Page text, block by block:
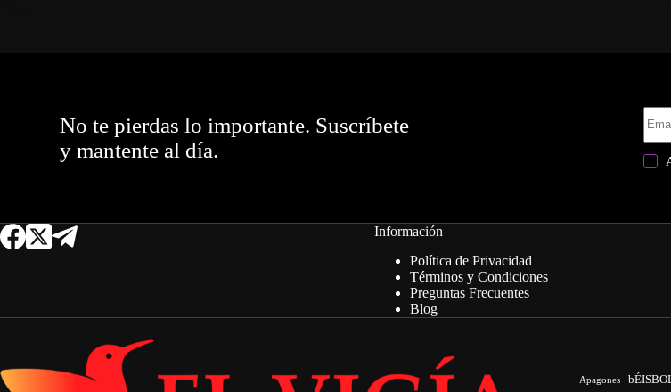
No te pierdas lo importante. Suscríbete
y mantente al día.
Información
Política de Privacidad
Términos y Condiciones
Preguntas Frecuentes
Blog
Apagones